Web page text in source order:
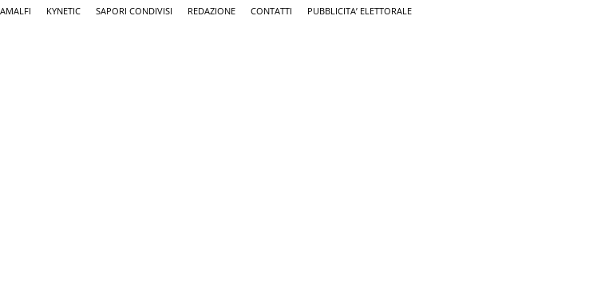
KYNETIC SAPORI CONDIVISI REDAZIONE CONTATTI PUBBLICITA’ ELETTORALE